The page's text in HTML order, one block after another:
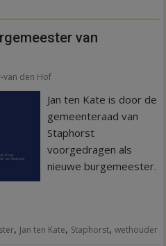
van
van den Hof
Jan ten Kate is door de
gemeenteraad van
Staphorst
voorgedragen als
nieuwe burgemeester.
, Jan ten Kate, Staphorst,wethouder